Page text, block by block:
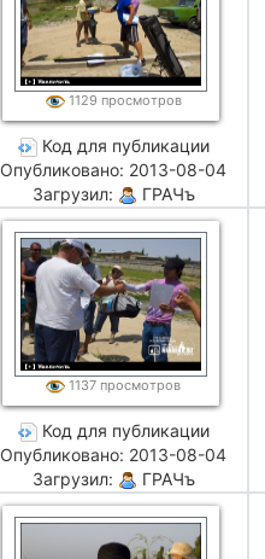
1129 просмотров
Код для публикации
Опубликовано: 2013-08-04
Загрузил:
ГРАЧъ
1137 просмотров
Код для публикации
Опубликовано: 2013-08-04
Загрузил:
ГРАЧъ